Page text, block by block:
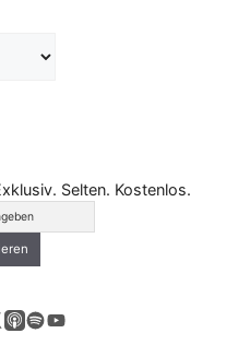
Selten. Kostenlos.
Apple Podcasts
Spotify
YouTube